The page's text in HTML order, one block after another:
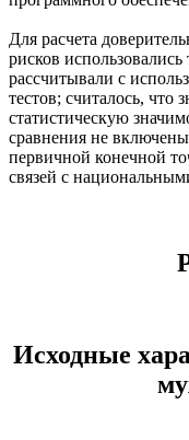
Для расчета
рисков
рассчитывали с
тестов; считалось, что
статистическую
сравнения не
первичной конечной
связей с
Исходные